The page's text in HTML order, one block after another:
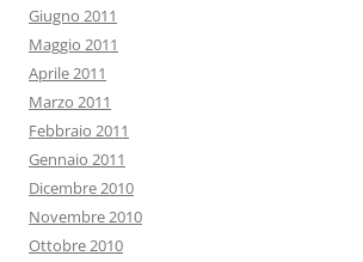
Giugno 2011
Maggio 2011
Aprile 2011
Marzo 2011
Febbraio 2011
Gennaio 2011
Dicembre 2010
Novembre 2010
Ottobre 2010